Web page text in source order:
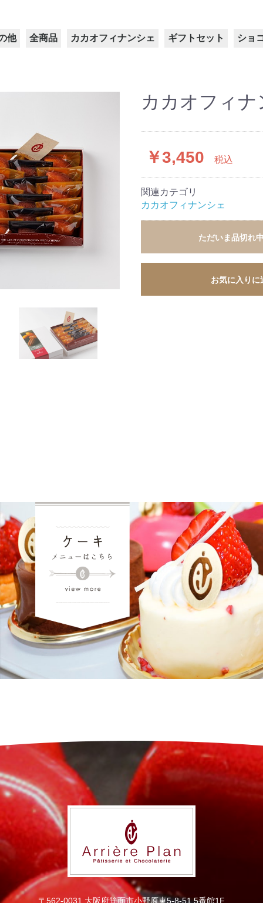
他 全商品 カカオフィナンシェ ギフトセット ショ
カカオフィナ
￥3,450 税込
関連カテゴリ
カカオフィナンシェ
ただいま品切れ中
お気に入りに
〒562-0031 大阪府箕面市小野原東5-8-51 5番館1F